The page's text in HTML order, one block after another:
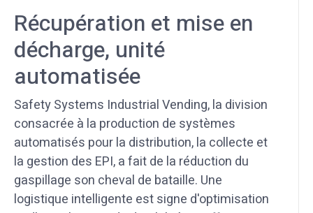
Récupération et mise en
décharge, unité
automatisée
Safety Systems Industrial Vending, la division
consacrée à la production de systèmes
automatisés pour la distribution, la collecte et
la gestion des EPI, a fait de la réduction du
gaspillage son cheval de bataille. Une
logistique intelligente est signe d'optimisation